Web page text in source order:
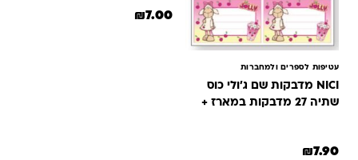
עטיפות לספרים ולמחברות
NICI מדבקות שם ג'ולי כוס
שתיה 27 מדבקות במארז +
₪7.90
₪7.00